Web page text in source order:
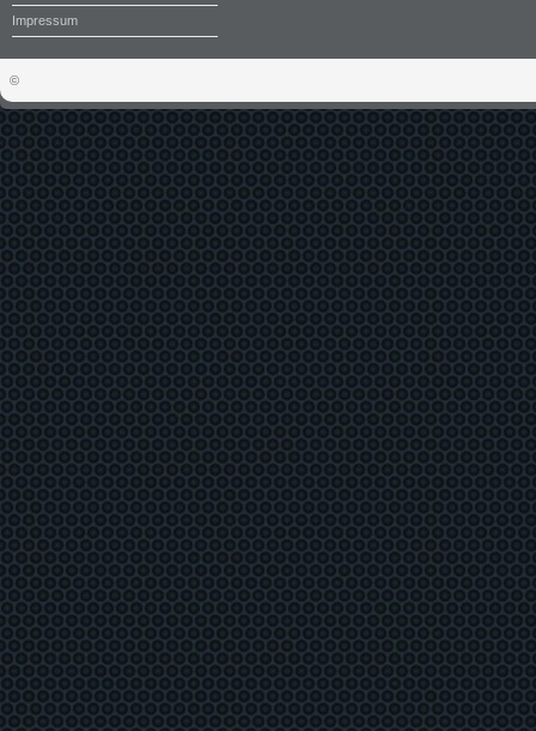
Impressum
©